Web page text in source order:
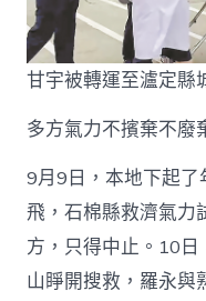
甘宇被轉運至瀘定縣
多方氣力不擯棄不廢
9月9日，本地下起
飛，石棉縣救濟氣力
方，只得中止。10
山睜開搜救，羅永與